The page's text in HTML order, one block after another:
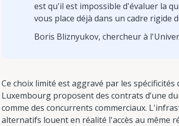
est qu'il est impossible d'évaluer la
vous place déjà dans un cadre rigide
Boris Bliznyukov, chercheur à
Ce choix limité est aggravé par les
Luxembourg proposent des contrats d’une
comme des concurrents commerciaux.
alternatifs louent en réalité l'accès au même